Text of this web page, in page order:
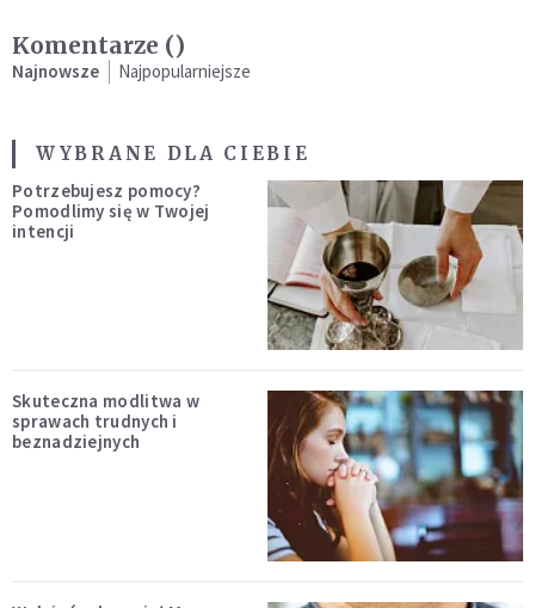
Komentarze ()
Najnowsze Najpopularniejsze
WYBRANE DLA CIEBIE
Potrzebujesz pomocy?
Pomodlimy się w Twojej
intencji
Skuteczna modlitwa w
sprawach trudnych i
beznadziejnych